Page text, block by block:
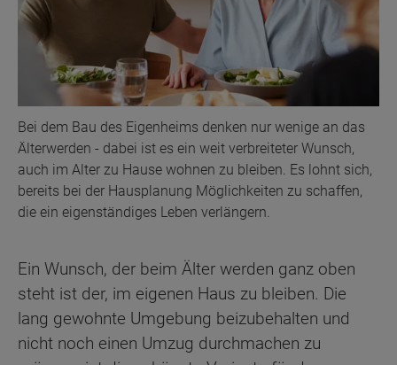
Bei dem Bau des Eigenheims denken nur wenige an das
Älterwerden - dabei ist es ein weit verbreiteter Wunsch,
auch im Alter zu Hause wohnen zu bleiben. Es lohnt sich,
bereits bei der Hausplanung Möglichkeiten zu schaffen,
die ein eigenständiges Leben verlängern.
Ein Wunsch, der beim Älter werden ganz oben
steht ist der, im eigenen Haus zu bleiben. Die
lang gewohnte Umgebung beizubehalten und
nicht noch einen Umzug durchmachen zu